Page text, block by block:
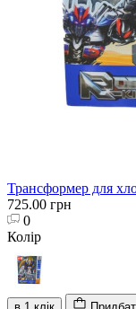
Трансформер для
725.00 грн
0
Колір